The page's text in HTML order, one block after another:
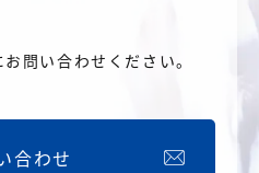
問い合わせください。
合わせ